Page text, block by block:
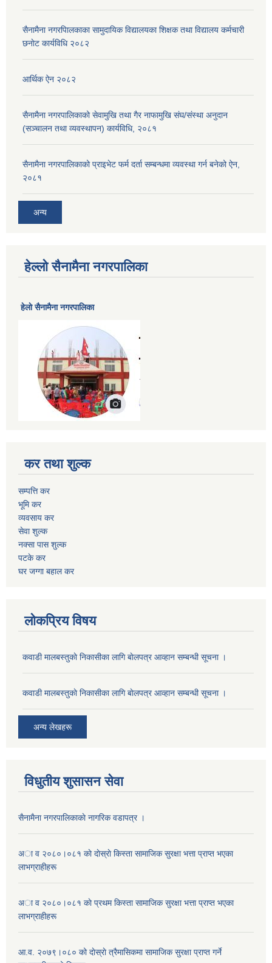
सैनामैना नगरपािलकाका सामुदायिक विद्यालयका शिक्षक तथा विद्यालय कर्मचारी
छनाेट कार्यविधि २०८२
आर्थिक ऐन २०८२
सैनामैना नगरपालिकाको सेवामुखि तथा गैर नाफामुखि संघ/संस्था अनुदान
(सञ्चालन तथा व्यवस्थापन) कार्यविधि, २०८१
सैनामैना नगरपालिकाको प्राइभेट फर्म दर्ता सम्बन्धमा व्यवस्था गर्न बनेको ऐन,
२०८१
अन्य
हेल्लो सैनामैना नगरपालिका
हेलाे सैनामैना नगरपालिका
कर तथा शुल्क
सम्पत्ति कर
भूमि कर
व्यवसाय कर
सेवा शुल्क
नक्सा पास शुल्क
पटके कर
घर जग्गा बहाल कर
लोकप्रिय विषय
कवाडी मालबस्तुकाे निकासीका लागि बाेलपत्र आव्हान सम्बन्धी सूचना ।
कवाडी मालबस्तुकाे निकासीका लागि बाेलपत्र आव्हान सम्बन्धी सूचना ।
अन्य लेखहरू
विधुतीय शुसासन सेवा
सैनामैना नगरपालिकाकाे नागरिक वडापत्र ।
अा व २०८०।०८१ काे दाेस्राे किस्ता सामाजिक सुरक्षा भत्ता प्राप्त भएका
लाभग्राहीहरू
अा व २०८०।०८१ काे प्रथम किस्ता सामाजिक सुरक्षा भत्ता प्राप्त भएका
लाभग्राहीहरू
आ.व. २०७९।०८० को दाेस्राे त्रैमासिकमा सामाजिक सुरक्षा प्राप्त गर्ने